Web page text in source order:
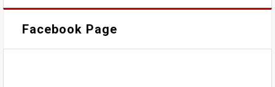
Facebook Page